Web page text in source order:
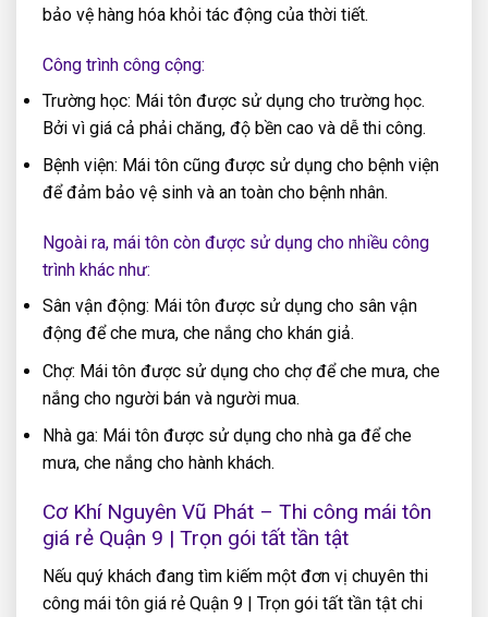
bảo vệ hàng hóa khỏi tác động của thời tiết.
Công trình công cộng:
Trường học: Mái tôn được sử dụng cho trường học.
Bởi vì giá cả phải chăng, độ bền cao và dễ thi công.
Bệnh viện: Mái tôn cũng được sử dụng cho bệnh viện
để đảm bảo vệ sinh và an toàn cho bệnh nhân.
Ngoài ra, mái tôn còn được sử dụng cho nhiều công
trình khác như:
Sân vận động: Mái tôn được sử dụng cho sân vận
động để che mưa, che nắng cho khán giả.
Chợ: Mái tôn được sử dụng cho chợ để che mưa, che
nắng cho người bán và người mua.
Nhà ga: Mái tôn được sử dụng cho nhà ga để che
mưa, che nắng cho hành khách.
Cơ Khí Nguyên Vũ Phát – Thi công mái tôn
giá rẻ Quận 9 | Trọn gói tất tần tật
Nếu quý khách đang tìm kiếm một đơn vị chuyên thi
công mái tôn giá rẻ Quận 9 | Trọn gói tất tần tật chi